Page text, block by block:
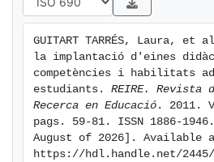
recursos, a causa de les
didàctics de les distintes eines
D"altra banda, la valoració que
utilització de les eines és molt
algunes diferències entre els
Conèixer la valoració que
recursos permet al grup
millorar i adequar al perfil dels
GUITART TARRÉS, Laura,
la implantació d'eines
competències i habilitats
estudiants. REIRE. Revista
Recerca en Educació . 2011.
pags. 59-81. ISSN 1886-
August of 2026]. Available
https://hdl.handle.net/2445/